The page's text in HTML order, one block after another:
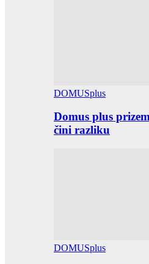
DOMUSplus
Domus plus
čini razliku
DOMUSplus